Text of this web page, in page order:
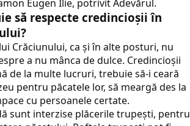
Eugen Ilie, potrivit Adevărul.
să respecte credincioşii în
Crăciunului, ca şi în alte posturi, nu
a nu mânca de dulce. Credincioşii
de la multe lucruri, trebuie să-i ceară
pentru păcatele lor, să meargă des la
cu persoanele certate.
sunt interzise plăcerile trupeşti, pentru